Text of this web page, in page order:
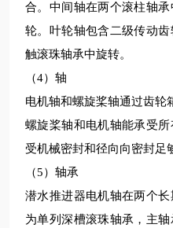
合。中间轴在两个滚柱轴
轮。叶轮轴包含二级传动
触滚珠轴承中旋转。
（4）轴
电机轴和螺旋桨轴通过齿轮
螺旋桨轴和电机轴能承受
受机械密封和径向向密封足
（5）轴承
潜水推进器电机轴在两个
为单列深槽滚珠轴承，主